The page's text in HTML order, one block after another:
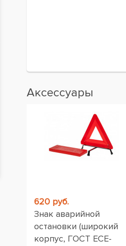
Аксессуары
620 руб.
Знак аварийной
остановки (широкий
корпус, ГОСТ ЕСЕ-